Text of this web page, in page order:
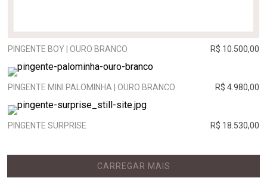
PINGENTE BOY | OURO BRANCO R$ 10.500,00
PINGENTE MINI PALOMINHA | OURO BRANCO R$ 4.980,00
PINGENTE SURPRISE R$ 18.530,00
CARREGAR MAIS